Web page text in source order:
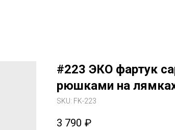
#223 ЭКО фартук
рюшками на
SKU: FK-223
3 790 ₽